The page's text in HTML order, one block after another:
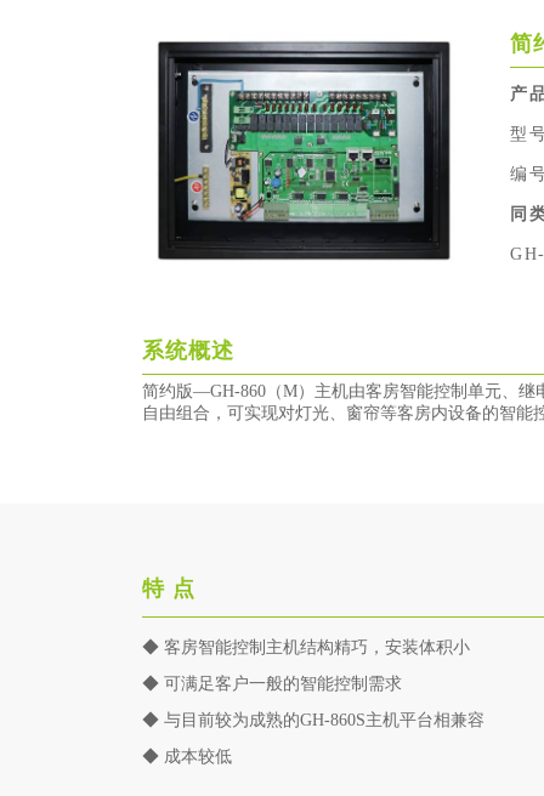
简
产
型
编
同
系统概述
简约版—GH-860（M） 主机由客房智能控制单元、
自由组合，可实现对灯光、窗帘等客房内设备的智能
特 点
◆ 客房智能控制主机结构精巧，安装体积小
◆ 可满足客户一般的智能控制需求
◆ 与目前较为成熟的GH-860S主机平台相兼容
◆ 成本较低